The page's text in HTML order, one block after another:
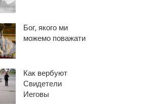
Бог, якого ми
можемо поважати
Как вербуют
Свидетели
Иеговы